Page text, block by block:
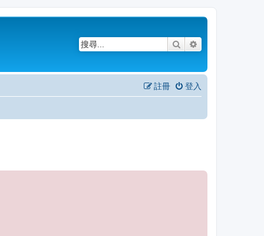
搜尋
登入
註冊